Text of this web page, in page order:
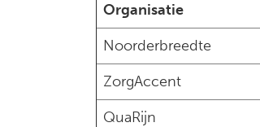
Organisatie
Noorderbreedte
ZorgAccent
QuaRijn